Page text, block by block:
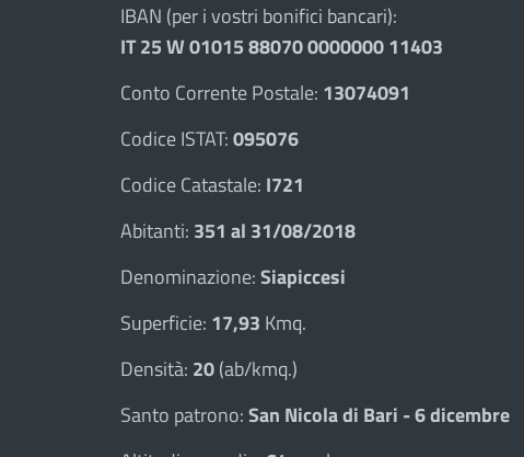
IBAN (per i vostri bonifici bancari):
IT 25 W 01015 88070 0000000 11403
Conto Corrente Postale: 13074091
Codice ISTAT:095076
Codice Catastale: I721
Abitanti: 351 al 31/08/2018
Denominazione:Siapiccesi
Superficie: 17,93 Kmq.
Densità: 20(ab/kmq.)
Santo patrono:San Nicola di Bari - 6 dicembre